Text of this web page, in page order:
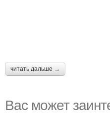
читать дальше →
Вас может